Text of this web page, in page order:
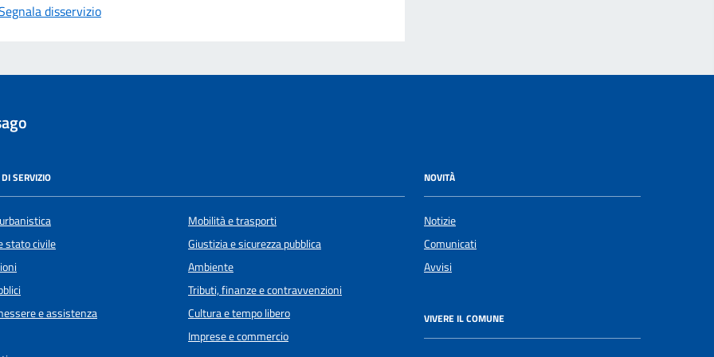
disservizio
SERVIZIO
stato civile
e assistenza
Mobilità e trasporti
Giustizia e sicurezza pubblica
Ambiente
Tributi, finanze e contravvenzioni
Cultura e tempo libero
Imprese e commercio
NOVITÀ
Notizie
Comunicati
Avvisi
VIVERE IL COMUNE